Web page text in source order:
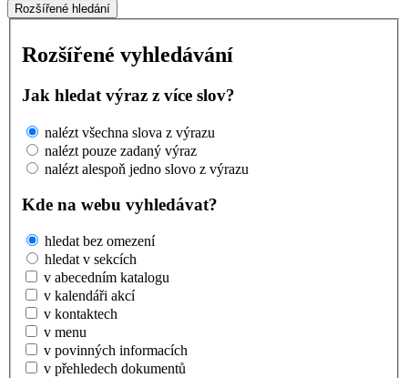
Rozšířené hledání
Rozšířené vyhledávání
Jak hledat výraz z více slov?
nalézt všechna slova z výrazu
nalézt pouze zadaný výraz
nalézt alespoň jedno slovo z výrazu
Kde na webu vyhledávat?
hledat bez omezení
hledat v sekcích
v abecedním katalogu
v kalendáři akcí
v kontaktech
v menu
v povinných informacích
v přehledech dokumentů